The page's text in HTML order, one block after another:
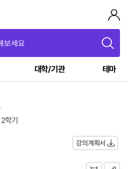
보세요
대학/기관 테마
학기
강의계획서